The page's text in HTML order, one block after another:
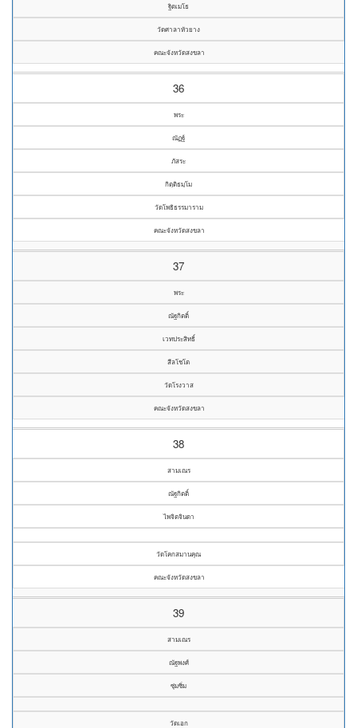
ฐิตเมโธ
วัดศาลาหัวยาง
คณะจังหวัดสงขลา
36
พระ
ณัฏฐ์
ภัสระ
กิตฺติธมฺโม
วัดโพธิธรรมาราม
คณะจังหวัดสงขลา
37
พระ
ณัฐกิตติ์
เวทประสิทธิ์
สีลโชโต
วัดโรงวาส
คณะจังหวัดสงขลา
38
สามเณร
ณัฐกิตติ์
ไพจิตจินดา
วัดโคกสมานคุณ
คณะจังหวัดสงขลา
39
สามเณร
ณัฐพงศ์
ซุ่มซิ่ม
วัดเอก